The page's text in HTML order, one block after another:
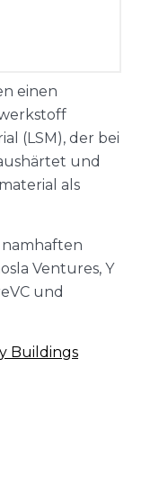
einen
(LSM), der bei
und
als
Ventures, Y
und
Buildings